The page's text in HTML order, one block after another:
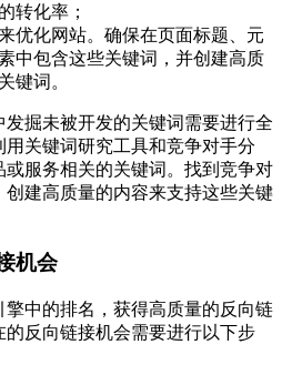
转化率；
优化网站。确保在页面标题、元
中包含这些关键词，并创建高质
键词。
掘未被开发的关键词需要进行全
关键词研究工具和竞争对手分
服务相关的关键词。找到竞争对
建高质量的内容来支持这些关键
机会
中的排名，获得高质量的反向链
反向链接机会需要进行以下步